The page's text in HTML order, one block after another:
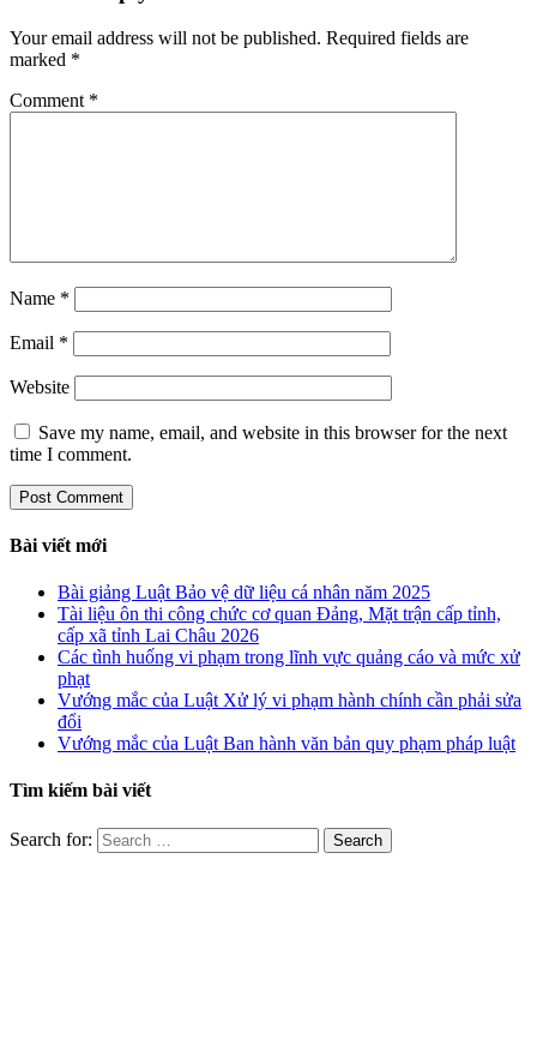
Your email address will not be published. Required fields are
marked *
Comment *
Name *
Email *
Website
Save my name, email, and website in this browser for the next
time I comment.
Bài viết mới
Bài giảng Luật Bảo vệ dữ liệu cá nhân năm 2025
Tài liệu ôn thi công chức cơ quan Đảng, Mặt trận cấp tỉnh,
cấp xã tỉnh Lai Châu 2026
Các tình huống vi phạm trong lĩnh vực quảng cáo và mức xử
phạt
Vướng mắc của Luật Xử lý vi phạm hành chính cần phải sửa
đổi
Vướng mắc của Luật Ban hành văn bản quy phạm pháp luật
Tìm kiếm bài viết
Search for: